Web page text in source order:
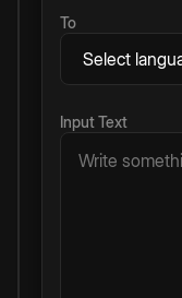
To
Input Text